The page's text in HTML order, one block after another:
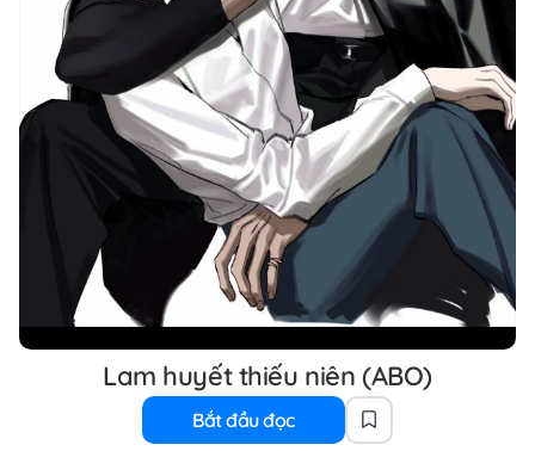
Lam huyết thiếu niên (ABO)
Bắt đầu đọc